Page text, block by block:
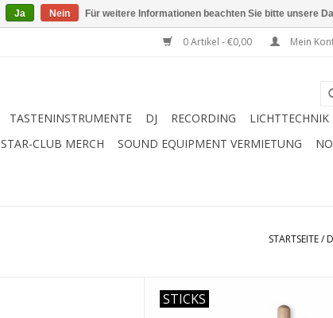
0 Artikel - €0,00 Mein
TASTENINSTRUMENTE DJ RECORDING LICHTTECHNIK
STAR-CLUB MERCH SOUND EQUIPMENT VERMIETUNG
STARTSEITE/
STICKS
Ja Nein Für weitere Informationen beachten Sie bitte unsere